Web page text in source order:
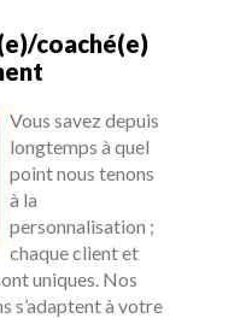
coaché(e)
Vous savez depuis
longtemps à quel
point nous tenons
à la
personnalisation ;
chaque client et
uniques. Nos
s’adaptent à votre